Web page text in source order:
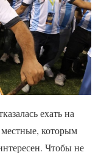
ехать на
которым
Чтобы не